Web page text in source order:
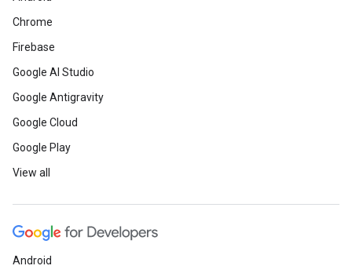
Chrome
Firebase
Google AI Studio
Google Antigravity
Google Cloud
Google Play
View all
Android